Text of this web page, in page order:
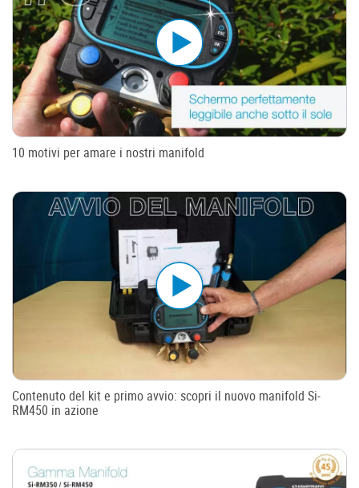
10 motivi per amare i nostri manifold
Contenuto del kit e primo avvio: scopri il nuovo manifold Si-
RM450 in azione